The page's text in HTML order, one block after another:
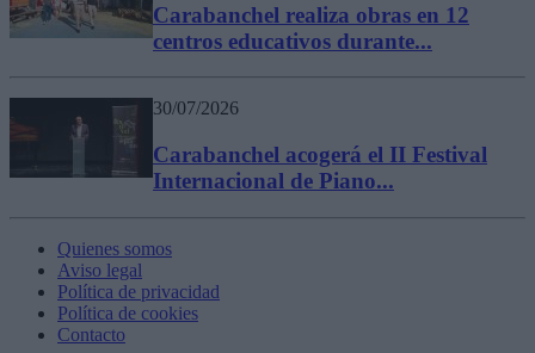
Carabanchel realiza obras en 12
centros educativos durante...
30/07/2026
Carabanchel acogerá el II Festival
Internacional de Piano...
Quienes somos
Aviso legal
Política de privacidad
Política de cookies
Contacto